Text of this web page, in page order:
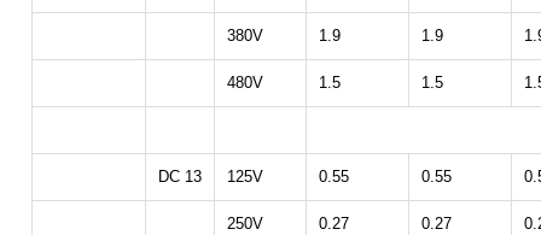
380V 1.9 1.9
480V 1.5 1.5
DC 13 125V 0.55 0.55
250V 0.27 0.27